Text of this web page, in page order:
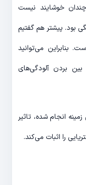
خوشایند نیست
بود. پیشتر هم گفتیم
بنابراین می‌توانید
بردن آلودگی‌های
در این زمینه انجام شده، تاثیر
را اثبات می‌کند.